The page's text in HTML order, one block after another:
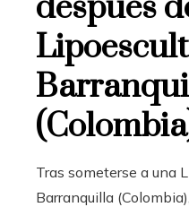
Tras someterse a una
Barranquilla (Colombia)